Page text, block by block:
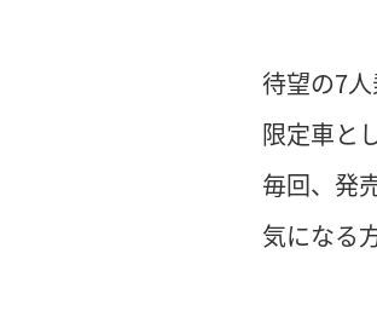
待望の7
限定車と
毎回、発
気になる